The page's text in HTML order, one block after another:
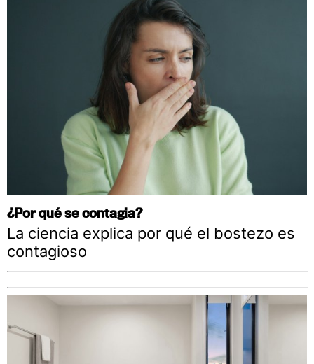
¿Por qué se contagia?
La ciencia explica por qué el bostezo es
contagioso